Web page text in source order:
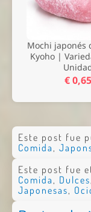
Mochi japonés
Kyoho |
€ 0,65
Este post fue
Comida ,
Este post fue
Comida , Dulces
Japonesas,